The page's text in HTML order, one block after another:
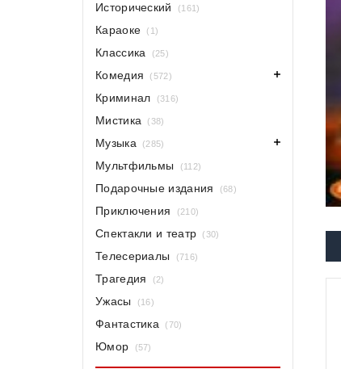
Исторический (161)
Караоке (1)
Классика (25)
Комедия (572)
Криминал (316)
Мистика (38)
Музыка (285)
Мультфильмы (112)
Подарочные издания (68)
Приключения (210)
Спектакли и театр (30)
Телесериалы (716)
Трагедия (2)
Ужасы (16)
Фантастика (70)
Юмор (57)